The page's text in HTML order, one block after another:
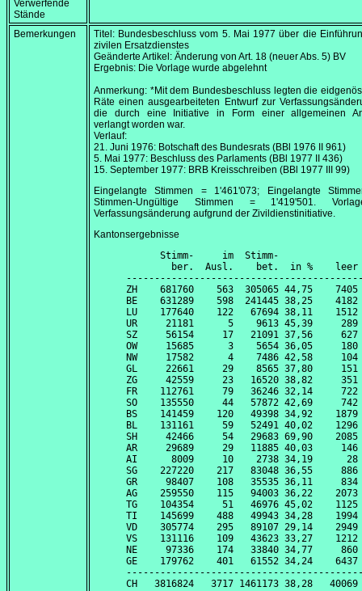
Verwerfende
Stände
Bemerkungen Titel: Bundesbeschluss vom 5. Mai 1977 über die
zivilen Ersatzdienstes
Geänderte Artikel: Änderung von Art. 18 (neuer Abs. 5) BV
Ergebnis: Die Vorlage wurde abgelehnt
Anmerkung: *Mit dem Bundesbeschluss legten die
Räte einen ausgearbeiteten Entwurf zur
die durch eine Initiative in Form einer allgemeinen
verlangt worden war.
Verlauf:
21. Juni 1976: Botschaft des Bundesrats (BBl 1976 II 961)
5. Mai 1977: Beschluss des Parlaments (BBl 1977 II 436)
15. September 1977: BRB Kreisschreiben (BBl 1977 III 99)
Eingelangte Stimmen = 1'461'073; Eingelangte
Stimmen-Ungültige Stimmen = 1'419'501.
Verfassungsänderung aufgrund der Zivildienstinitiative.
Kantonsergebnisse
Stimm-     im  Stimm-
ber.  Ausl.    bet.  in %
ZH    681760    563  305065 44,75
BE    631289    598  241445 38,25
LU    177640    122   67694 38,11
UR     21181      5    9613 45,39
SZ     56154     17   21091 37,56
OW     15685      3    5654 36,05
NW     17582      4    7486 42,58
GL     22661     29    8565 37,80
ZG     42559     23   16520 38,82
FR    112761     79   36246 32,14
SO    135550     44   57872 42,69
BS    141459    120   49398 34,92
BL    131161     59   52491 40,02
SH     42466     54   29683 69,90
AR     29689     29   11885 40,03
AI      8009     10    2738 34,19
SG    227220    217   83048 36,55
GR     98407    108   35535 36,11
AG    259550    115   94003 36,22
TG    104354     51   46976 45,02
TI    145699    488   49943 34,28
VD    305774    295   89107 29,14
VS    131116    109   43623 33,27
NE     97336    174   33840 34,77
GE    179762    401   61552 34,24
CH   3816824   3717 1461173 38,28